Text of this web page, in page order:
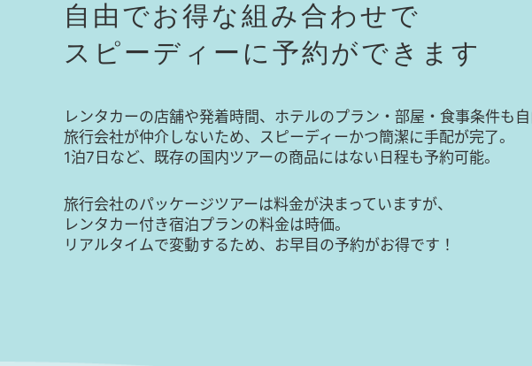
自由でお得な組み合わせで
スピーディーに予約ができます
レンタカーの店舗や発着時間、ホテルのプラン・部屋・食事条件も自
旅行会社が仲介しないため、スピーディーかつ簡潔に手配が完了。
1泊7日など、既存の国内ツアーの商品にはない日程も予約可能。
旅行会社のパッケージツアーは料金が決まっていますが、
レンタカー付き宿泊プランの料金は時価。
リアルタイムで変動するため、お早目の予約がお得です！